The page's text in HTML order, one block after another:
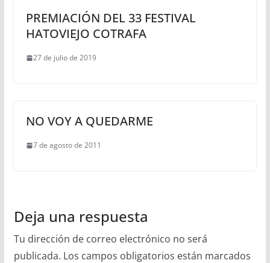
PREMIACIÓN DEL 33 FESTIVAL
HATOVIEJO COTRAFA
27 de julio de 2019
NO VOY A QUEDARME
7 de agosto de 2011
Deja una respuesta
Tu dirección de correo electrónico no será
publicada. Los campos obligatorios están marcados